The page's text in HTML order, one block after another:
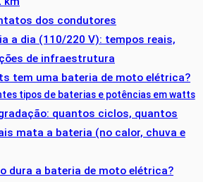
dos condutores
a dia (110/220 V): tempos reais,
de infraestrutura
tem uma bateria de moto elétrica?
tipos de baterias e potências em watts
quantos ciclos, quantos
mata a bateria (no calor, chuva e
dura a bateria de moto elétrica?